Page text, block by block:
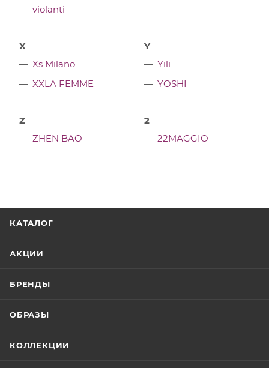
violanti
X
Xs Milano
XXLA FEMME
Y
Yili
YOSHI
Z
ZHEN BAO
2
22MAGGIO
КАТАЛОГ
АКЦИИ
БРЕНДЫ
ОБРАЗЫ
КОЛЛЕКЦИИ